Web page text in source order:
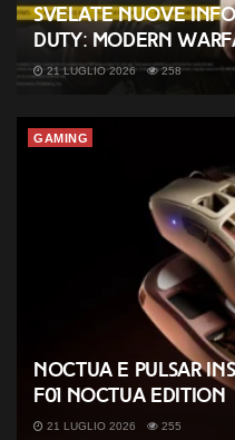
Svelate nuove
Duty: Modern
21 LUGLIO 2026 258
GAMING
Noctua e Pulsar
F01 Noctua Edition
21 LUGLIO 2026 255